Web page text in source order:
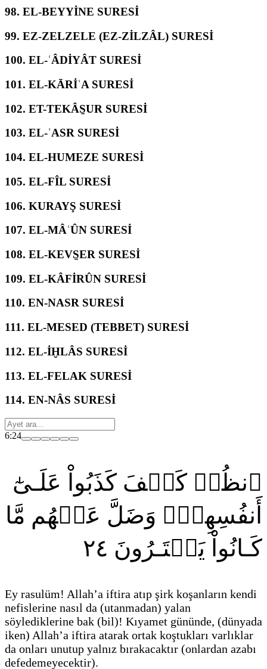
98. EL-BEYYİNE SURESİ
99. EZ-ZELZELE (EZ-ZİLZÂL) SURESİ
100. EL-ʿÂDİYÂT SURESİ
101. EL-KĀRİʿA SURESİ
102. ET-TEKÂS̱UR SURESİ
103. EL-ʿASR SURESİ
104. EL-HUMEZE SURESİ
105. EL-FÎL SURESİ
106. KURAYŞ SURESİ
107. EL-MÂʿÛN SURESİ
108. EL-KEVS̱ER SURESİ
109. EL-KÂFİRÛN SURESİ
110. EN-NASR SURESİ
111. EL-MESED (TEBBET) SURESİ
112. EL-İḪLÂS SURESİ
113. EL-FELAK SURESİ
114. EN-NÂS SURESİ
6:24
ٱنظُرۡ كَيۡفَ كَذَبُواْ عَلَـىٰٓ
أَنفُسِهِمۡۚ وَضَلَّ عَنۡهُم مَّا
كَـانُواْ يَفۡتَـرُونَ ٢٤
Ey rasulüm! Allah’a iftira atıp şirk koşanların kendi
nefislerine nasıl da (utanmadan) yalan
söylediklerine bak (bil)! Kıyamet gününde, (dünyada
iken) Allah’a iftira atarak ortak koştukları varlıklar
da onları unutup yalnız bırakacaktır (onlardan azabı
defedemeyecektir).